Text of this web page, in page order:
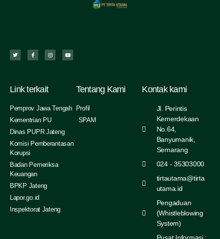
Link terkait
Pemprov Jawa Tengah
Kementrian PU
Dinas PUPR Jateng
Komisi Pemberantasan
Korupsi
Badan Pemeriksa
Keuangan
BPKP Jateng
Lapor.go.id
Inspektorat Jateng
Tentang Kami
Profil
SPAM
Kontak kami
Jl. Perintis
Kemerdekaan
No.64,
Banyumanik,
Semarang
024 - 35303000
tirtautama@tirta
utama.id
Pengaduan
(Whistleblowing
System)